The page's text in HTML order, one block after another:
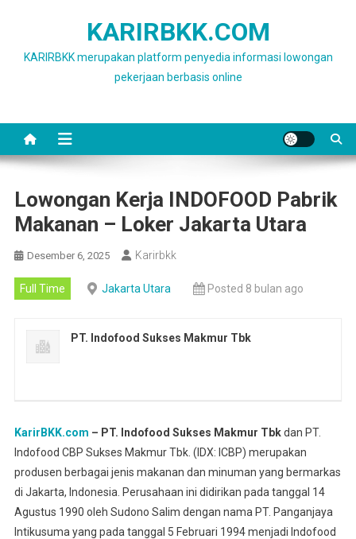
KARIRBKK.COM
KARIRBKK merupakan platform penyedia informasi lowongan
pekerjaan berbasis online
Lowongan Kerja INDOFOOD Pabrik
Makanan – Loker Jakarta Utara
Desember 6, 2025 Karirbkk
Full Time Jakarta Utara Posted 8 bulan ago
PT. Indofood Sukses Makmur Tbk
KarirBKK.com – PT. Indofood Sukses Makmur Tbkdan PT.
Indofood CBP Sukses Makmur Tbk. (IDX: ICBP) merupakan
produsen berbagai jenis makanan dan minuman yang bermarkas
di Jakarta, Indonesia. Perusahaan ini didirikan pada tanggal 14
Agustus 1990 oleh Sudono Salim dengan nama PT. Panganjaya
Intikusuma yang pada tanggal 5 Februari 1994 menjadi Indofood